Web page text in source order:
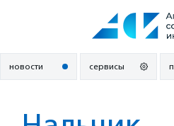
новости сервисы